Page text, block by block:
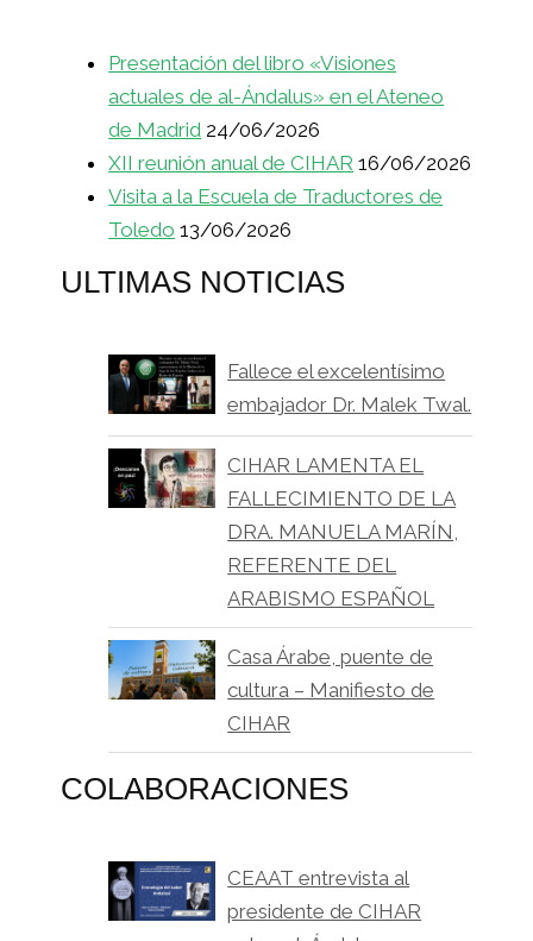
Presentación del libro «Visiones
actuales de al-Ándalus» en el Ateneo
de Madrid 24/06/2026
XII reunión anual de CIHAR 16/06/2026
Visita a la Escuela de Traductores de
Toledo 13/06/2026
ULTIMAS NOTICIAS
Fallece el excelentísimo
embajador Dr. Malek Twal.
CIHAR LAMENTA EL
FALLECIMIENTO DE LA
DRA. MANUELA MARÍN,
REFERENTE DEL
ARABISMO ESPAÑOL
Casa Árabe, puente de
cultura – Manifiesto de
CIHAR
COLABORACIONES
CEAAT entrevista al
presidente de CIHAR